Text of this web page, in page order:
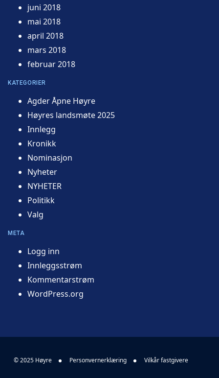
juni 2018
mai 2018
april 2018
mars 2018
februar 2018
KATEGORIER
Agder Åpne Høyre
Høyres landsmøte 2025
Innlegg
Kronikk
Nominasjon
Nyheter
NYHETER
Politikk
Valg
META
Logg inn
Innleggsstrøm
Kommentarstrøm
WordPress.org
© 2025 Høyre Personvernerklæring Vilkår fastgivere